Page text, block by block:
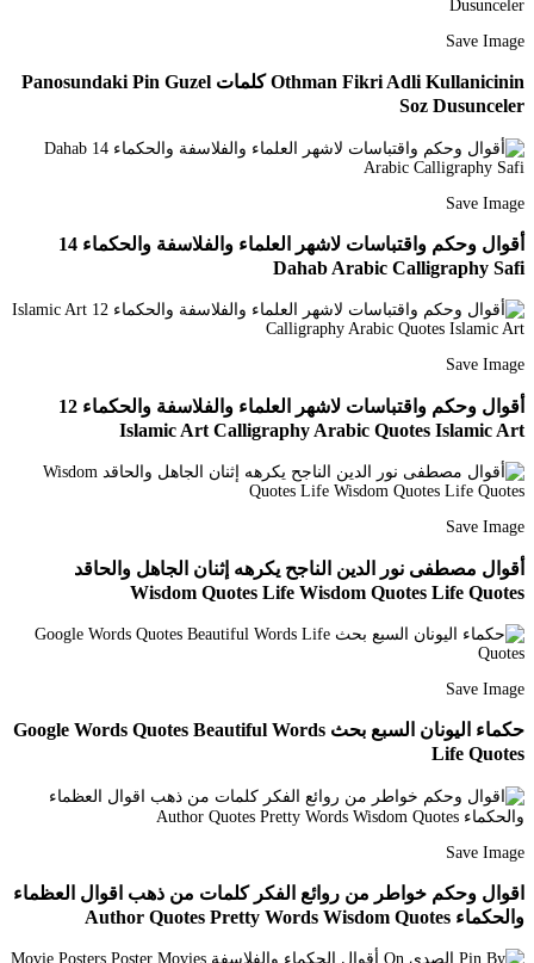
Save Image
Othman Fikri Adli Kullanicinin كلمات Panosundaki Pin Guzel
Soz Dusunceler
Save Image
أقوال وحكم واقتباسات لاشهر العلماء والفلاسفة والحكماء 14
Dahab Arabic Calligraphy Safi
Save Image
أقوال وحكم واقتباسات لاشهر العلماء والفلاسفة والحكماء 12
Islamic Art Calligraphy Arabic Quotes Islamic Art
Save Image
أقوال مصطفى نور الدين الناجح يكرهه إثنان الجاهل والحاقد
Wisdom Quotes Life Wisdom Quotes Life Quotes
Save Image
حكماء اليونان السبع بحث Google Words Quotes Beautiful Words
Life Quotes
Save Image
اقوال وحكم خواطر من روائع الفكر كلمات من ذهب اقوال العظماء
والحكماء Author Quotes Pretty Words Wisdom Quotes